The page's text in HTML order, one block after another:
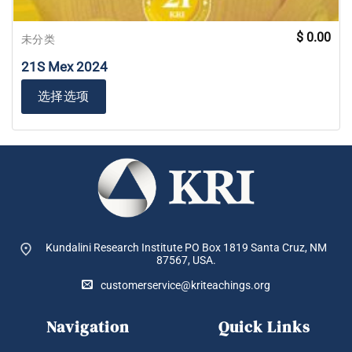
未分类
21S Mex 2024
$ 0.00
选择选项
Kundalini Research Institute PO Box 1819 Santa Cruz, NM
87567, USA.
customerservice@kriteachings.org
Navigation Quick Links